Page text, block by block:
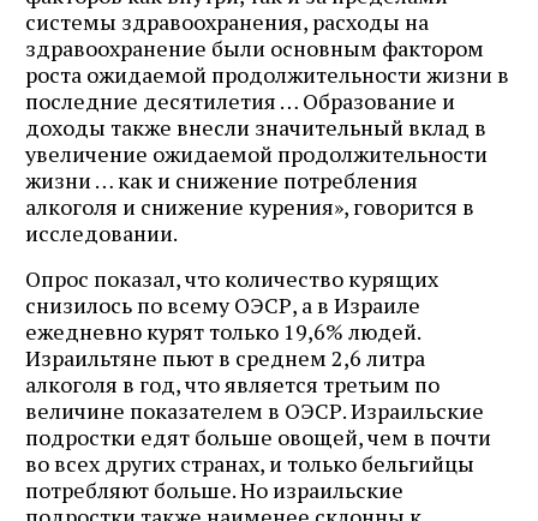
системы здравоохранения, расходы на
здравоохранение были основным фактором
роста ожидаемой продолжительности жизни в
последние десятилетия … Образование и
доходы также внесли значительный вклад в
увеличение ожидаемой продолжительности
жизни … как и снижение потребления
алкоголя и снижение курения», говорится в
исследовании.
Опрос показал, что количество курящих
снизилось по всему ОЭСР, а в Израиле
ежедневно курят только 19,6% людей.
Израильтяне пьют в среднем 2,6 литра
алкоголя в год, что является третьим по
величине показателем в ОЭСР. Израильские
подростки едят больше овощей, чем в почти
во всех других странах, и только бельгийцы
потребляют больше. Но израильские